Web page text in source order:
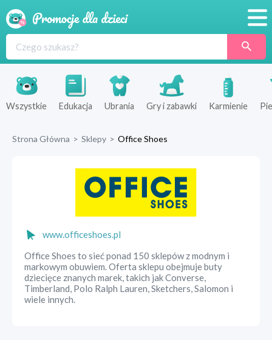
Produkty
Sklepy
Wszystkie Edukacja Ubrania Gry i zabawki Karmienie
Strona Główna > Sklepy > Office Shoes
www.officeshoes.pl
Office Shoes to sieć ponad 150 sklepów z modnym i
markowym obuwiem. Oferta sklepu obejmuje buty
dziecięce znanych marek, takich jak Converse,
Timberland, Polo Ralph Lauren, Sketchers, Salomon i
wiele innych.